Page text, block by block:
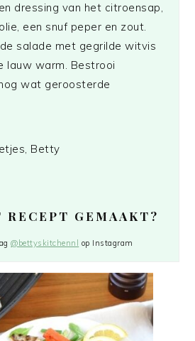
dressing van het citroensap,
een snuf peper en zout.
salade met gegrilde witvis
lauw warm. Bestrooi
wat geroosterde
Betty
RECEPT GEMAAKT?
@bettyskitchennl op Instagram